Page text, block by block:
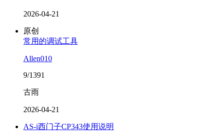
2026-04-21
原创
常用的调试工具
Allen010
9/1391
古雨
2026-04-21
AS-i西门子CP343使用说明